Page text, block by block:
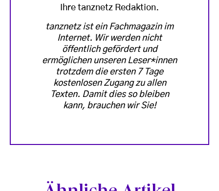
Ihre tanznetz Redaktion.
tanznetz ist ein Fachmagazin im
Internet. Wir werden nicht
öffentlich gefördert und
ermöglichen unseren Leser*innen
trotzdem die ersten 7 Tage
kostenlosen Zugang zu allen
Texten. Damit dies so bleiben
kann, brauchen wir Sie!